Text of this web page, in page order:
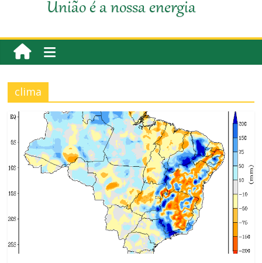
União é a nossa energia
clima